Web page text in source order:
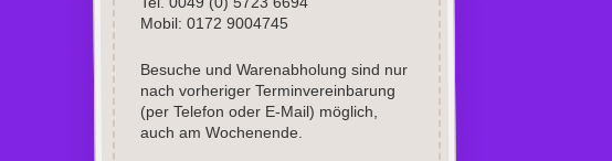
Mobil: 0172 9004745
Besuche und Warenabholung sind nur
nach vorheriger Terminvereinbarung
(per Telefon oder E-Mail) möglich,
auch am Wochenende.